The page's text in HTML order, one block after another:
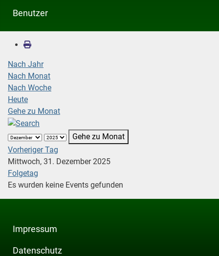
Benutzer
Nach Jahr
Nach Monat
Nach Woche
Heute
Gehe zu Monat
Gehe zu Monat
Vorheriger Tag
Mittwoch, 31. Dezember 2025
Folgetag
Es wurden keine Events gefunden
Impressum
Datenschutz